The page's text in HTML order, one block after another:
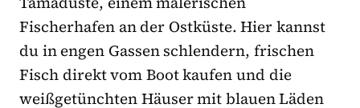
Fischerhafen an der Ostküste. Hier kannst
du in engen Gassen schlendern, frischen
Fisch direkt vom Boot kaufen und die
weißgetünchten Häuser mit blauen Läden